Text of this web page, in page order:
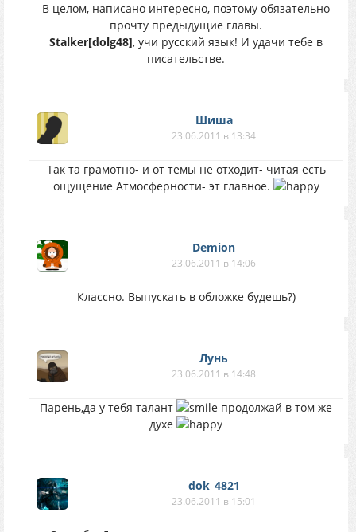
В целом, написано интересно, поэтому обязательно
прочту предыдущие главы.
Stalker[dolg48], учи русский язык! И удачи тебе в
писательстве.
Шиша
23.06.2011 в 13:34
Так та грамотно- и от темы не отходит- читая есть
ощущение Атмосферности- эт главное.
Demion
23.06.2011 в 14:06
Классно. Выпускать в обложке будешь?)
Лунь
23.06.2011 в 14:48
Парень,да у тебя талант
продолжай в том же
духе
dok_4821
23.06.2011 в 15:01